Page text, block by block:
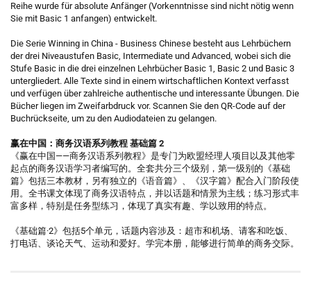
Reihe wurde für absolute Anfänger (Vorkenntnisse sind nicht nötig wenn
Sie mit Basic 1 anfangen) entwickelt.
Die Serie Winning in China - Business Chinese besteht aus Lehrbüchern
der drei Niveaustufen Basic, Intermediate und Advanced, wobei sich die
Stufe Basic in die drei einzelnen Lehrbücher Basic 1, Basic 2 und Basic 3
untergliedert. Alle Texte sind in einem wirtschaftlichen Kontext verfasst
und verfügen über zahlreiche authentische und interessante Übungen. Die
Bücher liegen im Zweifarbdruck vor. Scannen Sie den QR-Code auf der
Buchrückseite, um zu den Audiodateien zu gelangen.
赢在中国：商务汉语系列教程 基础篇 2
《赢在中国——商务汉语系列教程》是专门为欧盟经理人项目以及其他零
起点的商务汉语学习者编写的。全套共分三个级别，第一级别的《基础
篇》包括三本教材，另有独立的《语音篇》、《汉字篇》配合入门阶段使
用。全书课文体现了商务汉语特点，并以话题和情景为主线；练习形式丰
富多样，特别是任务型练习，体现了真实有趣、学以致用的特点。
《基础篇·2》包括5个单元，话题内容涉及：超市和机场、请客和吃饭、
打电话、谈论天气、运动和爱好。学完本册，能够进行简单的商务交际。